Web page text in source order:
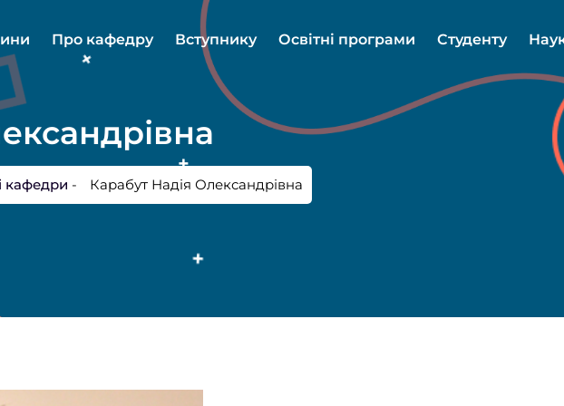
Про кафедру Вступнику Освітні програми Студенту
кафедри - Карабут Надія Олександрівна